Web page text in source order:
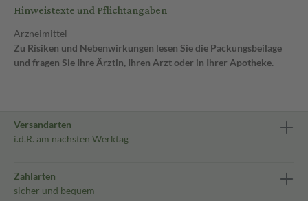
Hinweistexte und Pflichtangaben
Arzneimittel
Zu Risiken und Nebenwirkungen lesen Sie die Packungsbeilage
und fragen Sie Ihre Ärztin, Ihren Arzt oder in Ihrer Apotheke.
Versandarten
i.d.R. am nächsten Werktag
Zahlarten
sicher und bequem